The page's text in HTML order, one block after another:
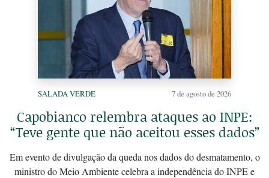
SALADA VERDE 7 de agosto de 2026
Capobianco relembra ataques ao INPE:
“Teve gente que não aceitou esses dados”
Em evento de divulgação da queda nos dados do desmatamento, o
ministro do Meio Ambiente celebra a independência do INPE e